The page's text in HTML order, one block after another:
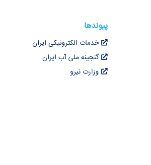
پیوندها
خدمات الکترونیکی ایران
گنجینه ملی آب ایران
وزارت نیرو